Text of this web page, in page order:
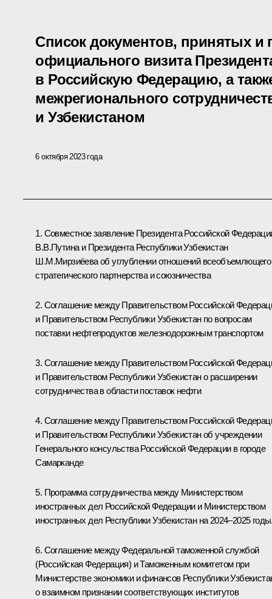
Список документов, принятых и
официального визита
в Российскую Федерацию, а
межрегионального
и Узбекистаном
6 октября 2023 года
1. Совместное заявление Президента Российской
В.В.Путина и Президента Республики Узбекистан
Ш.М.Мирзиёева об углублении отношений всеобъемлющего
стратегического партнерства и союзничества
2. Соглашение между Правительством Российской
и Правительством Республики Узбекистан по вопросам
поставки нефтепродуктов железнодорожным транспортом
3. Соглашение между Правительством Российской
и Правительством Республики Узбекистан о расширении
сотрудничества в области поставок нефти
4. Соглашение между Правительством Российской
и Правительством Республики Узбекистан об учреждении
Генерального консульства Российской Федерации в городе
Самарканде
5. Программа сотрудничества между Министерством
иностранных дел Российской Федерации и Министерством
иностранных дел Республики Узбекистан на 2024–2025
6. Соглашение между Федеральной таможенной службой
(Российская Федерация) и Таможенным комитетом при
Министерстве экономики и финансов Республики
о взаимном признании соответствующих институтов